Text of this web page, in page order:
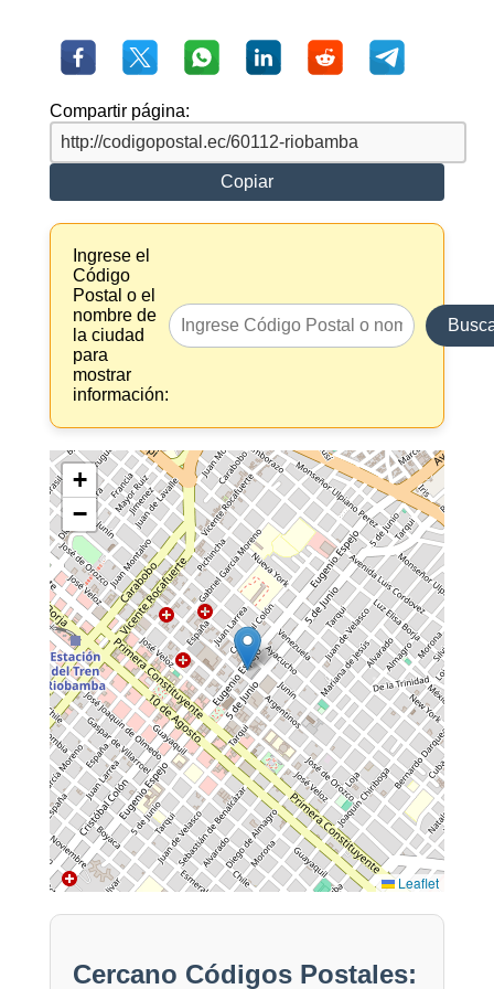
Compartir página:
Copiar
Ingrese el
Código
Postal o el
nombre de
la ciudad
para
mostrar
información:
+
−
Leaflet
Cercano Códigos Postales: